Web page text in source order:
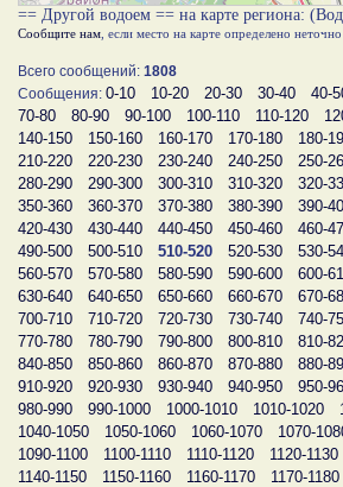
== Другой водоем == на карте региона:
Сообщите нам , если место на карте определено неточно
Всего сообщений: 1808
Сообщения: 0-10 10-20 20-30 30-40 40-
70-80
80-90 90-100 100-110 110-120
140-150
150-160 160-170 170-180 180-
210-220
220-230 230-240 240-250 250-
280-290
290-300 300-310 310-320 320-
350-360
360-370 370-380 380-390 390-
420-430
430-440 440-450 450-460 460-
490-500
500-510 510-520 520-530 530-
560-570
570-580 580-590 590-600 600-
630-640
640-650 650-660 660-670 670-
700-710
710-720 720-730 730-740 740-
770-780
780-790 790-800 800-810 810-
840-850
850-860 860-870 870-880 880-
910-920
920-930 930-940 940-950 950-
980-990
990-1000 1000-1010 1010-1020
1040-1050
1050-1060 1060-1070 1070-
1090-1100
1100-1110 1110-1120 1120-1130
1140-1150
1150-1160 1160-1170 1170-1180